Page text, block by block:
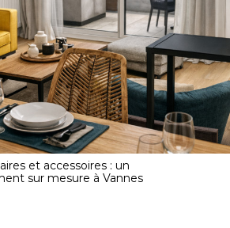
et accessoires : un
sur mesure à Vannes